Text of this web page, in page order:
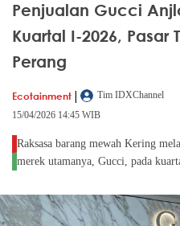
Penjualan Gucci
Kuartal I-2026, Pasar
Perang
Ecotainment |
Tim IDXChannel
15/04/2026 14:45 WIB
Raksasa barang mewah Kering
merek utamanya, Gucci, pada